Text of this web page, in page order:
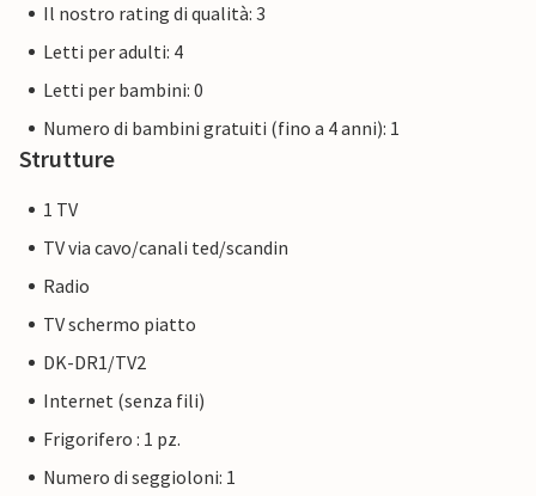
Il nostro rating di qualità: 3
Letti per adulti: 4
Letti per bambini: 0
Numero di bambini gratuiti (fino a 4 anni): 1
Strutture
1 TV
TV via cavo/canali ted/scandin
Radio
TV schermo piatto
DK-DR1/TV2
Internet (senza fili)
Frigorifero : 1 pz.
Numero di seggioloni: 1